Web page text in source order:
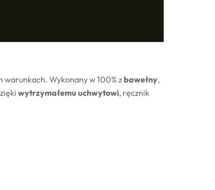
warunkach. Wykonany w 100% z bawełny,
wytrzymałemu uchwytowi, ręcznik